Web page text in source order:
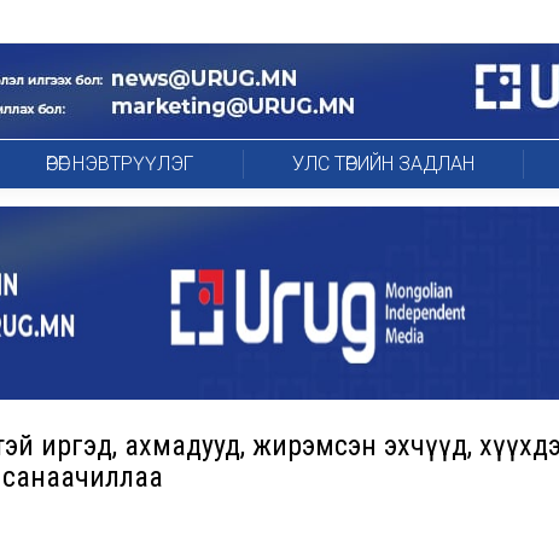
ӨРӨГ НЭВТРҮҮЛЭГ УЛС ТӨРИЙН ЗАДЛАН
иргэд, ахмадууд, жирэмсэн эхчүүд,